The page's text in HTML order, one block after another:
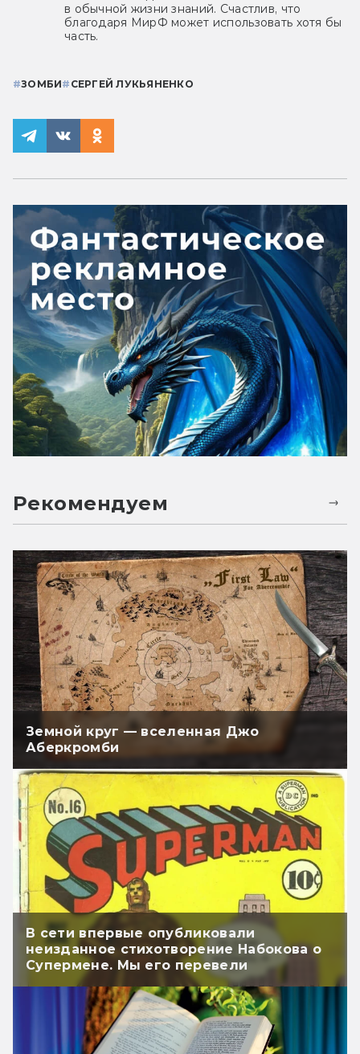
в обычной жизни знаний. Счастлив, что
благодаря МирФ может использовать хотя бы
часть.
#ЗОМБИ# СЕРГЕЙ ЛУКЬЯНЕНКО
Рекомендуем
Земной круг — вселенная Джо
Аберкромби
В сети впервые опубликовали
неизданное стихотворение Набокова о
Супермене. Мы его перевели